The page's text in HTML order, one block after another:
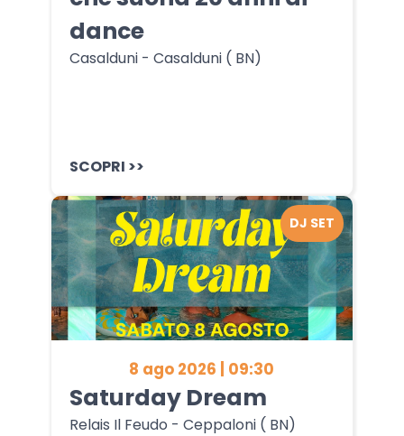
dance
Casalduni - Casalduni ( BN)
SCOPRI >>
8 ago 2026 | 09:30
Saturday Dream
Relais Il Feudo - Ceppaloni ( BN)
DJ SET